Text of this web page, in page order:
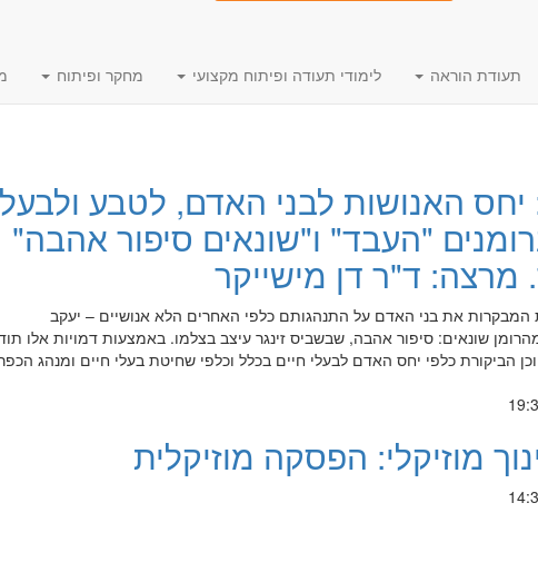
תעודת הוראה לימודי תעודה ופיתוח מקצועי מחקר ופיתוח
יחס האנושות לבני האדם, לטבע
"העבד" ו"שונאים סיפור אהבה"
מרצה: ד"ר דן מישייקר
את בני האדם על התנהגותם כלפי האחרים הלא אנושיים – יעקב
שונאים: סיפור אהבה, שבשביס זינגר עיצב בצלמו. באמצעות דמויות אלו
הביקורת כלפי יחס האדם לבעלי חיים בכלל וכלפי שחיטת בעלי חיים ומנהג
מוזיקלי: הפסקה מוזיקלית